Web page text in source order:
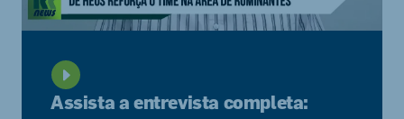
Assista a entrevista completa: